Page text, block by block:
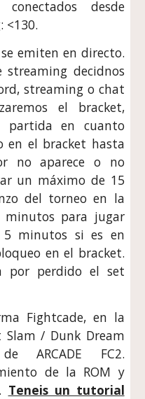
desde
<130.
emiten en directo.
decidnos
streaming o chat
el bracket,
partida en cuanto
en el bracket hasta
no aparece o no
un máximo de 15
del torneo en la
para jugar
5 minutos si es en
en el bracket.
por perdido el set
Fightcade, en la
/ Dunk Dream
ARCADE FC2.
de la ROM y
Teneis un tutorial